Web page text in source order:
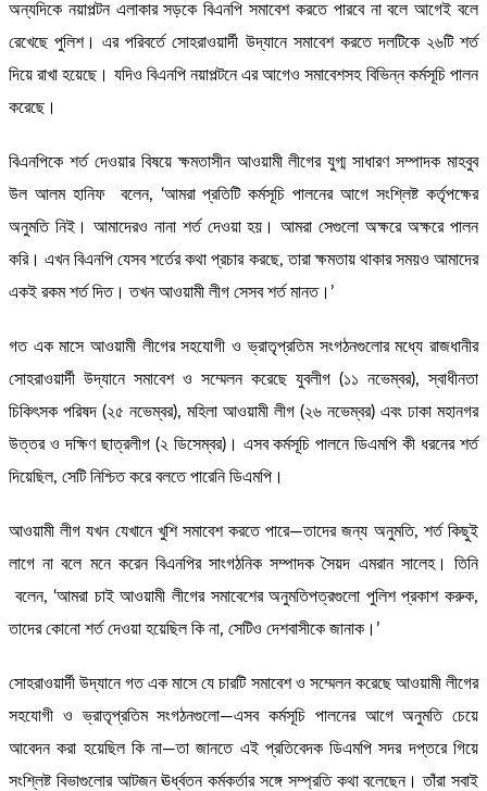
অন্যদিকে নয়াপল্টন এলাকার সড়কে বিএনপি সমাবেশ করতে পারবে না বলে আগেই বলে
রেখেছে পুলিশ। এর পরিবর্তে সোহরাওয়ার্দী উদ্যানে সমাবেশ করতে দলটিকে ২৬টি শর্ত
দিয়ে রাখা হয়েছে। যদিও বিএনপি নয়াপল্টনে এর আগেও সমাবেশসহ বিভিন্ন কর্মসূচি পালন
করেছে।
বিএনপিকে শর্ত দেওয়ার বিষয়ে ক্ষমতাসীন আওয়ামী লীগের যুগ্ম সাধারণ সম্পাদক মাহবুব
উল আলম হানিফ বলেন, ‘আমরা প্রতিটি কর্মসূচি পালনের আগে সংশ্লিষ্ট কর্তৃপক্ষের
অনুমতি নিই। আমাদেরও নানা শর্ত দেওয়া হয়। আমরা সেগুলো অক্ষরে অক্ষরে পালন
করি। এখন বিএনপি যেসব শর্তের কথা প্রচার করছে, তারা ক্ষমতায় থাকার সময়ও আমাদের
একই রকম শর্ত দিত। তখন আওয়ামী লীগ সেসব শর্ত মানত।’
গত এক মাসে আওয়ামী লীগের সহযোগী ও ভ্রাতৃপ্রতিম সংগঠনগুলোর মধ্যে রাজধানীর
সোহরাওয়ার্দী উদ্যানে সমাবেশ ও সম্মেলন করেছে যুবলীগ (১১ নভেম্বর), স্বাধীনতা
চিকিৎসক পরিষদ (২৫ নভেম্বর), মহিলা আওয়ামী লীগ (২৬ নভেম্বর) এবং ঢাকা মহানগর
উত্তর ও দক্ষিণ ছাত্রলীগ (২ ডিসেম্বর)। এসব কর্মসূচি পালনে ডিএমপি কী ধরনের শর্ত
দিয়েছিল, সেটি নিশ্চিত করে বলতে পারেনি ডিএমপি।
আওয়ামী লীগ যখন যেখানে খুশি সমাবেশ করতে পারে—তাদের জন্য অনুমতি, শর্ত কিছুই
লাগে না বলে মনে করেন বিএনপির সাংগঠনিক সম্পাদক সৈয়দ এমরান সালেহ। তিনি
বলেন, ‘আমরা চাই আওয়ামী লীগের সমাবেশের অনুমতিপত্রগুলো পুলিশ প্রকাশ করুক,
তাদের কোনো শর্ত দেওয়া হয়েছিল কি না, সেটিও দেশবাসীকে জানাক।’
সোহরাওয়ার্দী উদ্যানে গত এক মাসে যে চারটি সমাবেশ ও সম্মেলন করেছে আওয়ামী লীগের
সহযোগী ও ভ্রাতৃপ্রতিম সংগঠনগুলো—এসব কর্মসূচি পালনের আগে অনুমতি চেয়ে
আবেদন করা হয়েছিল কি না—তা জানতে এই প্রতিবেদক ডিএমপি সদর দপ্তরে গিয়ে
সংশ্লিষ্ট বিভাগুলোর আটজন ঊর্ধ্বতন কর্মকর্তার সঙ্গে সম্প্রতি কথা বলেছেন। তাঁরা সবাই